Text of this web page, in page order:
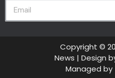
Copyright ©
News | Design
Managed by